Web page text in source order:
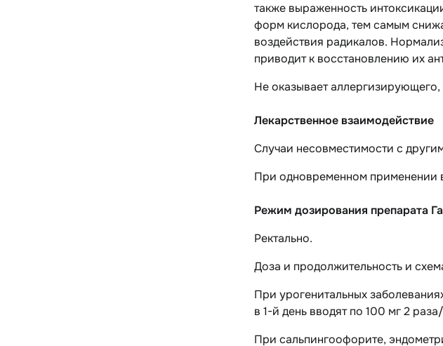
также выраженность
форм кислорода, тем самым
воздействия радикалов.
приводит к восстановлению их
Не оказывает аллергизирующего,
Лекарственное взаимодействие
Случаи несовместимости с
При одновременном применении
Режим дозирования препарата
Ректально.
Доза и продолжительность и
При урогенитальных
в 1-й день вводят по 100 мг 2
При сальпингоофорите,